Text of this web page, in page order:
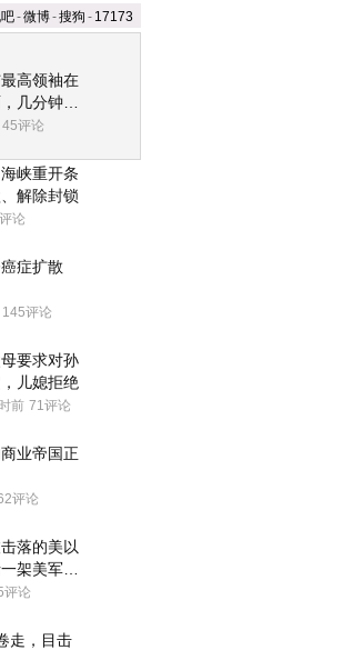
-微博-搜狗 - 17173
高领袖在
几分钟里
辨真假
45评论
峡重开条
解除封锁
论
症扩散
145评论
要求对孙
儿媳拒绝
前 71评论
业帝国正
评论
落的美以
架美军F-
多架无人
评论
走，目击